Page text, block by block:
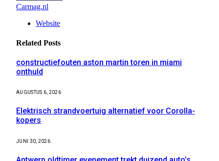
Carmag.nl
Website
Related Posts
constructiefouten aston martin toren in miami
onthuld
AUGUSTUS 6, 2026
Elektrisch strandvoertuig alternatief voor Corolla-
kopers
JUNI 30, 2026